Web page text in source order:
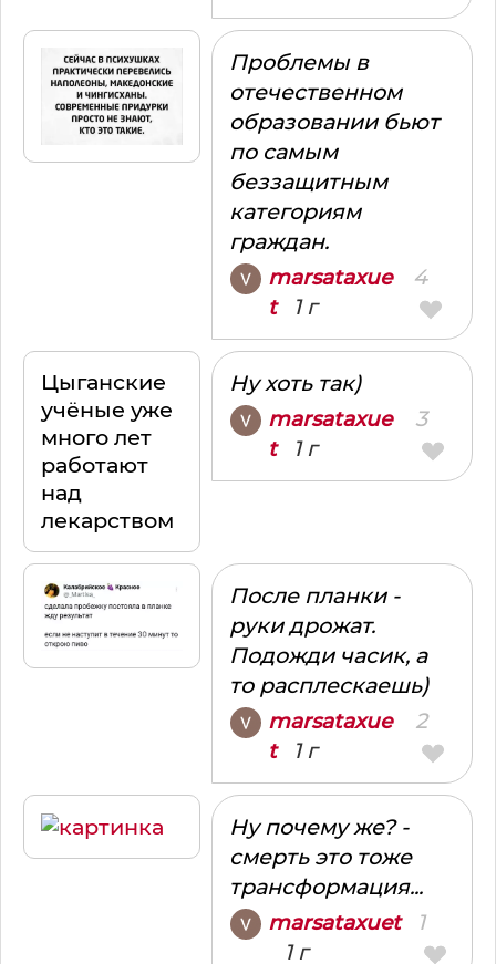
Проблемы в
отечественном
образовании бьют
по самым
беззащитным
категориям
граждан.
marsataxue
t1 г
4
Цыганские
учёные уже
много лет
работают
над
лекарством
Ну хоть так)
marsataxue
t1 г
3
После планки -
руки дрожат.
Подожди часик, а
то расплескаешь)
marsataxue
t1 г
2
Ну почему же? -
смерть это тоже
трансформация...
marsataxuet
1 г
1